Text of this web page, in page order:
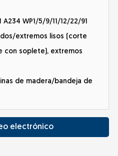
WP1/5/9/11/12/22/91
extremos lisos (corte
con soplete), extremos
de madera/bandeja de
electrónico